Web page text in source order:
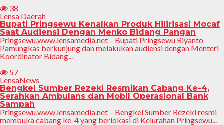
38
Lensa Daerah
Bupati Pringsewu Kenalkan Produk Hilirisasi Mocaf
Saat Audiensi Dengan Menko Bidang Pangan
Pringsewu,www.lensamedia.net – Bupati Pringsewu Riyanto
Pamungkas berkunjung dan melakukan audiensi dengan Menteri
Koordinator Bidang...
57
LensaNews
Bengkel Sumber Rezeki Resmikan Cabang Ke-4,
Serahkan Ambulans dan Mobil Operasional Bank
Sampah
Pringsewu,www.lensamedia.net – Bengkel Sumber Rezeki resmi
membuka cabang ke-4 yang berlokasi di Kelurahan Pringsewu...